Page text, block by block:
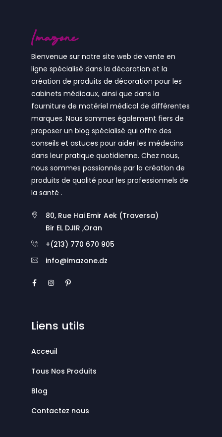
Bienvenue sur notre site web de vente en
ligne spécialisé dans la décoration et la
création de produits de décoration pour les
cabinets médicaux, ainsi que dans la
fourniture de matériel médical de différentes
marques. Nous sommes également fiers de
proposer un blog spécialisé qui offre des
conseils et astuces pour aider les médecins
dans leur pratique quotidienne. Chez nous,
nous sommes passionnés par la création de
produits de qualité pour les professionnels de
la santé .
80, Rue Hai Emir Aek (Traversa)
Bir EL DJIR ,Oran
+(213) 770 670 905
info@imazone.dz
Liens utils
Acceuil
Tous Nos Produits
Blog
Contactez nous